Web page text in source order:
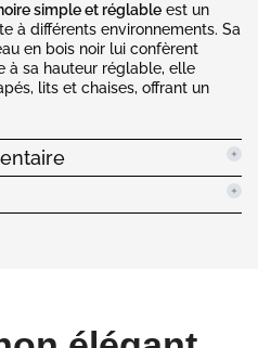
simple et réglable est un
à différents environnements. Sa
en bois noir lui confèrent
à sa hauteur réglable, elle
lits et chaises, offrant un